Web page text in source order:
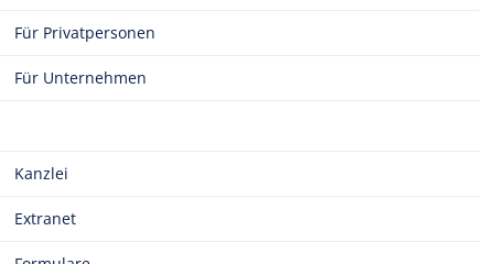
Für Privatpersonen
Für Unternehmen
Kanzlei
Extranet